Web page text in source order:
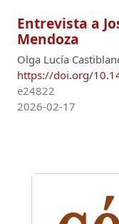
Entrevista a
Mendoza
Olga Lucía
https://doi.org/
e24822
2026-02-17